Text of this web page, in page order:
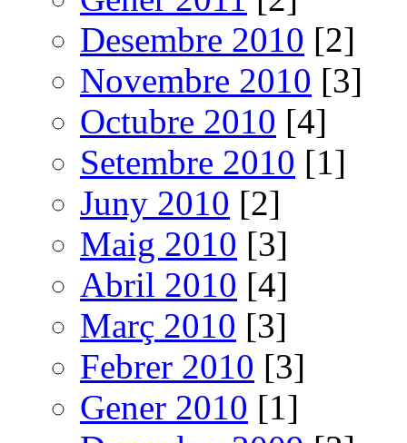
Desembre 2010 [2]
Novembre 2010 [3]
Octubre 2010 [4]
Setembre 2010 [1]
Juny 2010 [2]
Maig 2010 [3]
Abril 2010 [4]
Març 2010 [3]
Febrer 2010 [3]
Gener 2010 [1]